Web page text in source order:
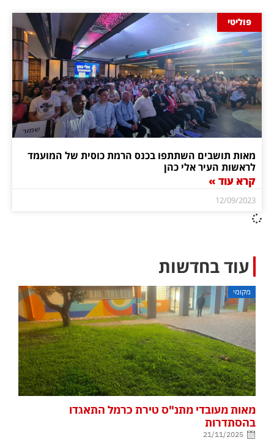
פוליטי
מאות תושבים השתתפו בכנס הרמת כוסית של המועמד
לראשות העיר אלי כהן
קרא עוד »
12/09/2023
עוד בחדשות
מקומי
מאות מעובדי מתנ"ס טירת כרמל התאגדו
בהסתדרות
21/11/2025